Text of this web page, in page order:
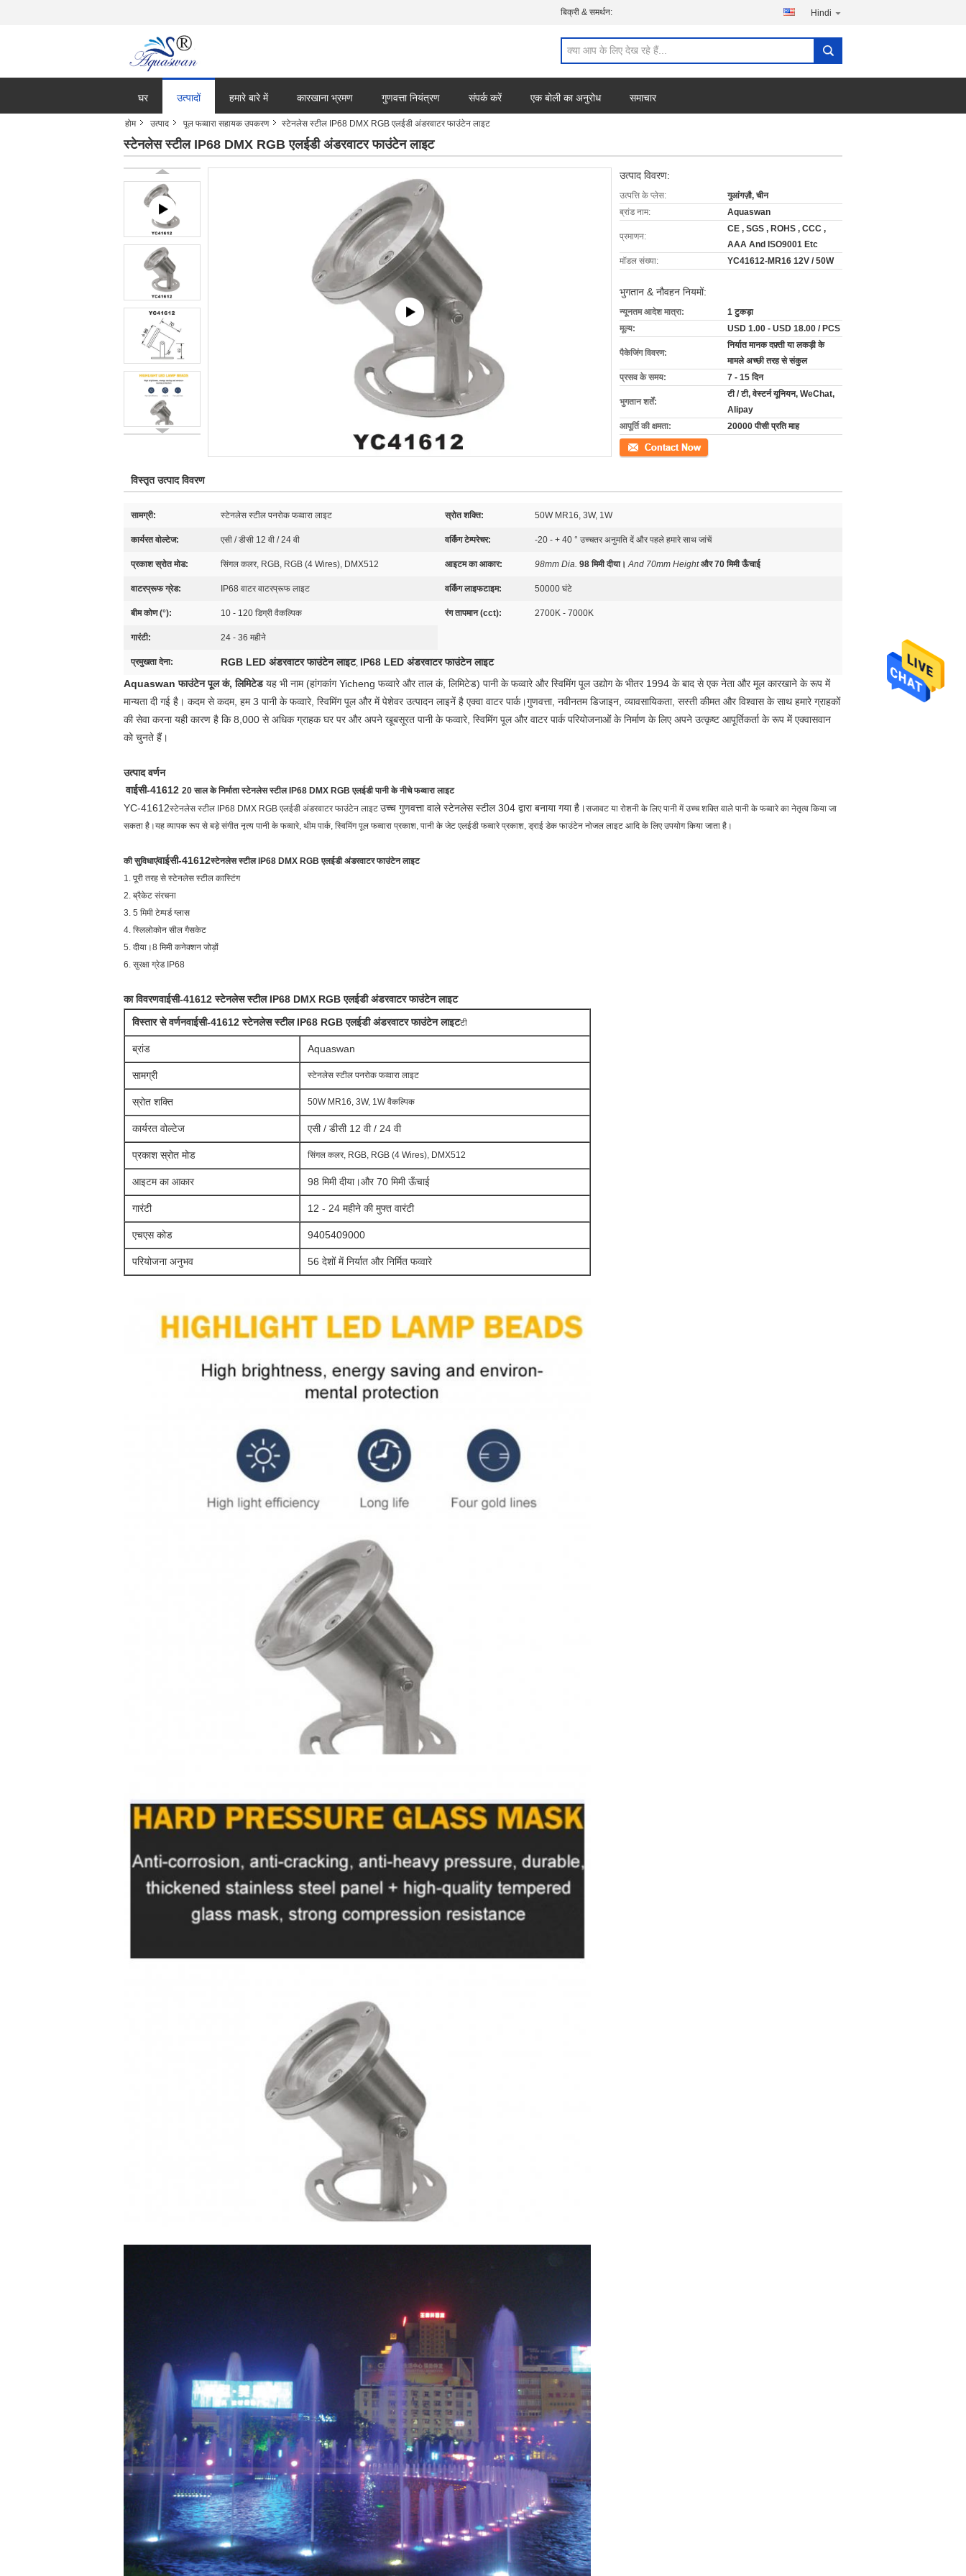
बिक्री & समर्थन: Hindi
घर उत्पादों हमारे बारे में कारखाना भ्रमण गुणवत्ता नियंत्रण संपर्क करें एक बोली का अनुरोध समाचार
होम उत्पाद पूल फव्वारा सहायक उपकरण स्टेनलेस स्टील IP68 DMX RGB एलईडी अंडरवाटर फाउंटेन लाइट
स्टेनलेस स्टील IP68 DMX RGB एलईडी अंडरवाटर फाउंटेन लाइट
उत्पाद विवरण:
उत्पत्ति के प्लेस:
गुआंगज़ौ, चीन
ब्रांड नाम:
Aquaswan
प्रमाणन:
CE , SGS , ROHS , CCC ,
AAA And ISO9001 Etc
मॉडल संख्या:
YC41612-MR16 12V / 50W
भुगतान & नौवहन नियमों:
न्यूनतम आदेश मात्रा:
1 टुकड़ा
मूल्य:
USD 1.00 - USD 18.00 / PCS
पैकेजिंग विवरण:
निर्यात मानक दफ़्ती या लकड़ी के
मामले अच्छी तरह से संकुल
प्रसव के समय:
7 - 15 दिन
भुगतान शर्तें:
टी / टी, वेस्टर्न यूनियन, WeChat,
Alipay
आपूर्ति की क्षमता:
20000 पीसी प्रति माह
संपर्क करें
विस्तृत उत्पाद विवरण
सामग्री: स्टेनलेस स्टील पनरोक फव्वारा लाइट स्रोत शक्ति: 50W MR16, 3W, 1W
कार्यरत वोल्टेज: एसी / डीसी 12 वी / 24 वी वर्किंग टेम्परेचर: -20 - + 40 ° उच्चतर अनुमति दें और पहले हमारे साथ जांचें
प्रकाश स्रोत मोड: सिंगल कलर, RGB, RGB (4 Wires), DMX512 आइटम का आकार: 98mm Dia. 98 मिमी दीया। And 70mm Height और 70 मिमी ऊँचाई
वाटरप्रूफ ग्रेड: IP68 वाटर वाटरप्रूफ लाइट वर्किंग लाइफटाइम: 50000 घंटे
बीम कोण (°): 10 - 120 डिग्री वैकल्पिक रंग तापमान (cct): 2700K - 7000K
गारंटी: 24 - 36 महीने
प्रमुखता देना: RGB LED अंडरवाटर फाउंटेन लाइट, IP68 LED अंडरवाटर फाउंटेन लाइट
Aquaswan फाउंटेन पूल कं, लिमिटेडयह भी नाम (हांगकांग Yicheng फव्वारे और ताल कं, लिमिटेड) पानी के फव्वारे और स्विमिंग पूल उद्योग के भीतर 1994 के बाद से एक नेता और मूल कारखाने के रूप में
मान्यता दी गई है। कदम से कदम, हम 3 पानी के फव्वारे, स्विमिंग पूल और में पेशेवर उत्पादन लाइनें है एक्वा वाटर पार्क।गुणवत्ता, नवीनतम डिजाइन, व्यावसायिकता, सस्ती कीमत और विश्वास के साथ हमारे ग्राहकों
की सेवा करना यही कारण है कि 8,000 से अधिक ग्राहक घर पर और अपने खूबसूरत पानी के फव्वारे, स्विमिंग पूल और वाटर पार्क परियोजनाओं के निर्माण के लिए अपने उत्कृष्ट आपूर्तिकर्ता के रूप में एक्वासवान
को चुनते हैं।
उत्पाद वर्णन
वाईसी-41612 20 साल के निर्माता स्टेनलेस स्टील IP68 DMX RGB एलईडी पानी के नीचे फव्वारा लाइट
YC-41612स्टेनलेस स्टील IP68 DMX RGB एलईडी अंडरवाटर फाउंटेन लाइट उच्च गुणवत्ता वाले स्टेनलेस स्टील 304 द्वारा बनाया गया है।सजावट या रोशनी के लिए पानी में उच्च शक्ति वाले पानी के फव्वारे का नेतृत्व किया जा
सकता है।यह व्यापक रूप से बड़े संगीत नृत्य पानी के फव्वारे, थीम पार्क, स्विमिंग पूल फव्वारा प्रकाश, पानी के जेट एलईडी फव्वारे प्रकाश, ड्राई डेक फाउंटेन नोजल लाइट आदि के लिए उपयोग किया जाता है।
की सुविधाएंवाईसी-41612स्टेनलेस स्टील IP68 DMX RGB एलईडी अंडरवाटर फाउंटेन लाइट
1. पूरी तरह से स्टेनलेस स्टील कास्टिंग
2. ब्रैकेट संरचना
3. 5 मिमी टेम्पर्ड ग्लास
4. स्लिलोकोन सील गैसकेट
5. दीया।8 मिमी कनेक्शन जोड़ों
6. सुरक्षा ग्रेड IP68
का विवरणवाईसी-41612स्टेनलेस स्टील IP68 DMX RGB एलईडी अंडरवाटर फाउंटेन लाइट
विस्तार से वर्णनवाईसी-41612स्टेनलेस स्टील IP68 RGB एलईडी अंडरवाटर फाउंटेन लाइटटी
ब्रांड Aquaswan
सामग्री स्टेनलेस स्टील पनरोक फव्वारा लाइट
स्रोत शक्ति 50W MR16, 3W, 1W वैकल्पिक
कार्यरत वोल्टेज एसी / डीसी 12 वी / 24 वी
प्रकाश स्रोत मोड सिंगल कलर, RGB, RGB (4 Wires), DMX512
आइटम का आकार 98 मिमी दीया।और 70 मिमी ऊँचाई
गारंटी 12 - 24 महीने की मुफ्त वारंटी
एचएस कोड 9405409000
परियोजना अनुभव 56 देशों में निर्यात और निर्मित फव्वारे